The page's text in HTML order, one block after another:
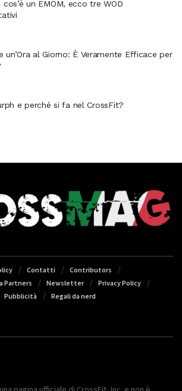
un EMOM, ecco tre WOD
un’Ora al Giorno: È Veramente Efficace per
e perché si fa nel CrossFit?
Contatti
Contributors
Partners Newsletter
Privacy Policy
Pubblicità Regali da nerd